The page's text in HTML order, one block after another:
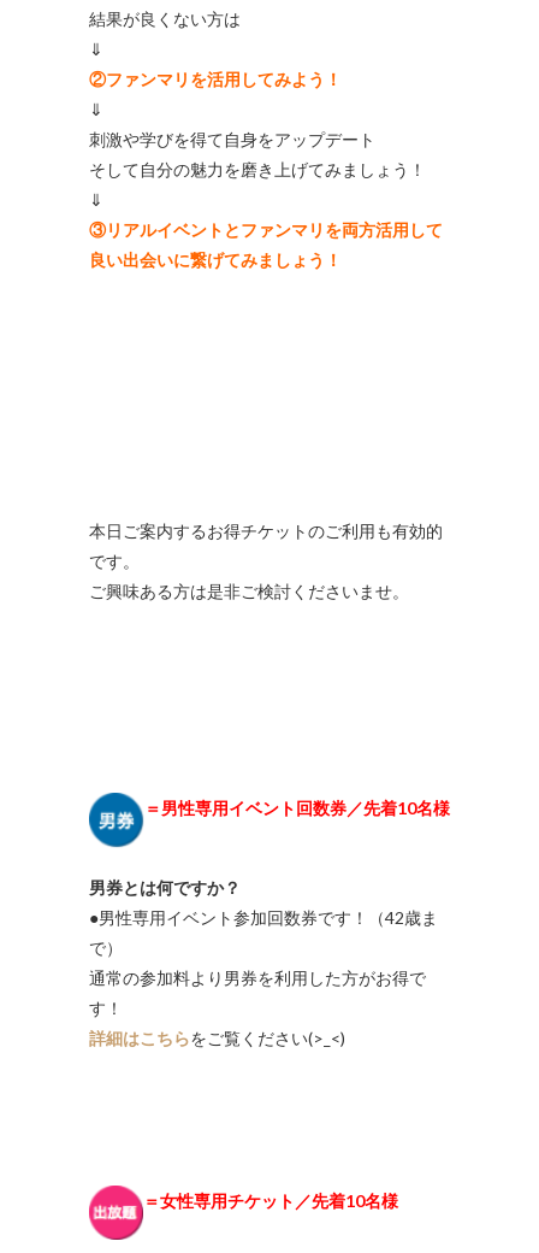
結果が良くない方は
⇓
②ファンマリを活用してみよう！
⇓
刺激や学びを得て自身をアップデート
そして自分の魅力を磨き上げてみましょう！
⇓
③リアルイベントとファンマリを両方活用して
良い出会いに繋げてみましょう！
本日ご案内するお得チケットのご利用も有効的
です。
ご興味ある方は是非ご検討くださいませ。
＝男性専用イベント回数券／先着10名様
男券とは何ですか？
●男性専用イベント参加回数券です！（42歳ま
で）
通常の参加料より男券を利用した方がお得で
す！
詳細はこちらをご覧ください(>_<)
＝女性専用チケット／先着10名様